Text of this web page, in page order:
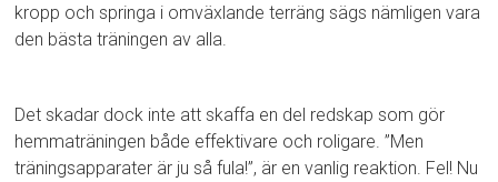
kropp och springa i omväxlande terräng sägs nämligen vara
den bästa träningen av alla.
Det skadar dock inte att skaffa en del redskap som gör
hemmaträningen både effektivare och roligare. ”Men
träningsapparater är ju så fula!”, är en vanlig reaktion. Fel! Nu